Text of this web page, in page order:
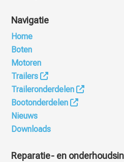
Navigatie
Home
Boten
Motoren
Trailers
Traileronderdelen
Bootonderdelen
Nieuws
Downloads
Reparatie- en